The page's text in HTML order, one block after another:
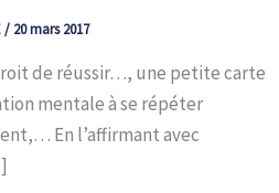
/ 20 mars 2017
de réussir…, une petite carte
mentale à se répéter
En l’affirmant avec